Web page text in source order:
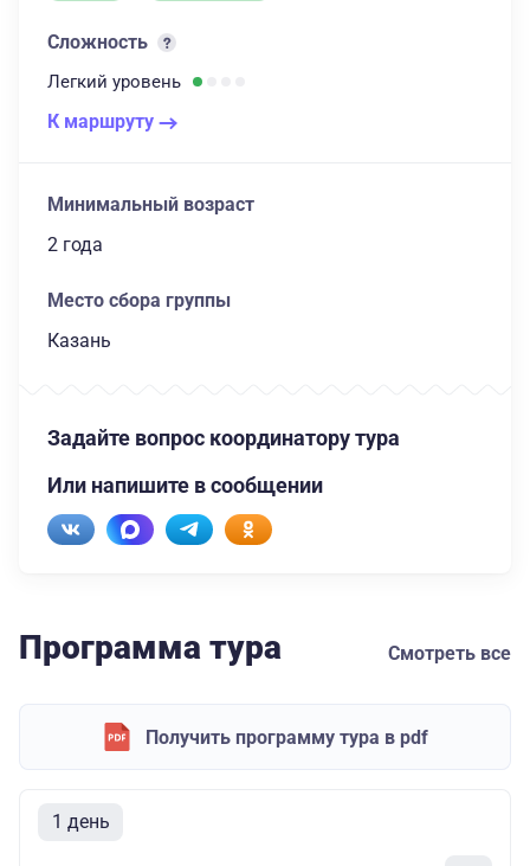
Сложность
Легкий уровень
К маршруту
Минимальный возраст
2 года
Место сбора группы
Казань
Задайте вопрос координатору тура
Или напишите в сообщении
Программа тура Смотреть все
Получить программу тура в pdf
1 день